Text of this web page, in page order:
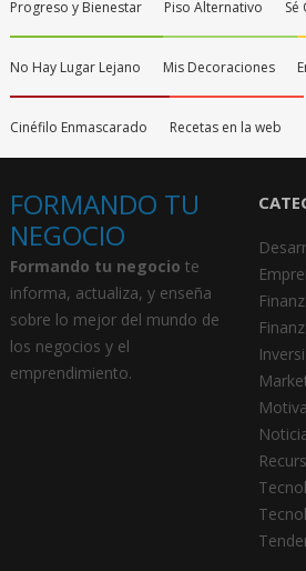
Progreso y Bienestar Piso Alternativo Sé
No Hay Lugar Lejano Mis Decoraciones
Cinéfilo Enmascarado Recetas en la web
FORMANDO TU
NEGOCIO
Formando tu negocio te
informa, actualiza, y enseña
sobre lo mejor del mundo de
los negocios y el
emprendimiento.